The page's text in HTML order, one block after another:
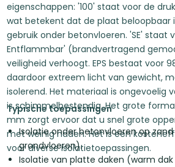
eigenschappen: '100' staat voor de
wat betekent dat de plaat beloopbaar
gebruik onder betonvloeren. 'SE' staat
Entflammbar' (brandvertragend
veiligheid verhoogt. EPS bestaat voor
daardoor extreem licht van gewicht,
isolerend. Het materiaal is ongevoelig
is schimmelbestendig. Het grote
mm zorgt ervoor dat u snel grote
met weinig naden. Het is een
voor diverse isolatietoepassingen.
Typische toepassingen
Isolatie onder betonvloeren op
grondvloeren).
Isolatie van platte daken (warm